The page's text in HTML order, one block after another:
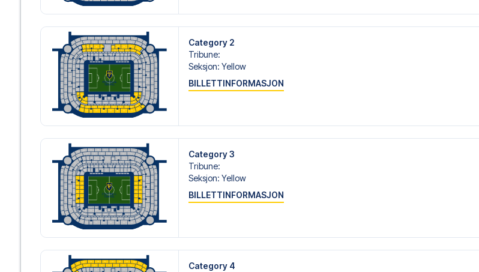
personlig service både før og under reisen. Vi er tilgjengelige på
Er du klar for å oppleve Milan på San Siro mot Roma? Kontakt oss idag, og la oss hjelpe deg med å realisere din
fotballreisedrøm!
Category 2
Tribune:
Seksjon: Yellow
BILLETTINFORMASJON
Category 3
Tribune:
Seksjon: Yellow
BILLETTINFORMASJON
Category 4